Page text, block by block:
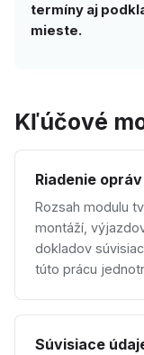
termíny aj
mieste.
Kľúčové
Riadenie opráv
Rozsah modulu
montáží,
dokladov
túto prácu
Súvisiace